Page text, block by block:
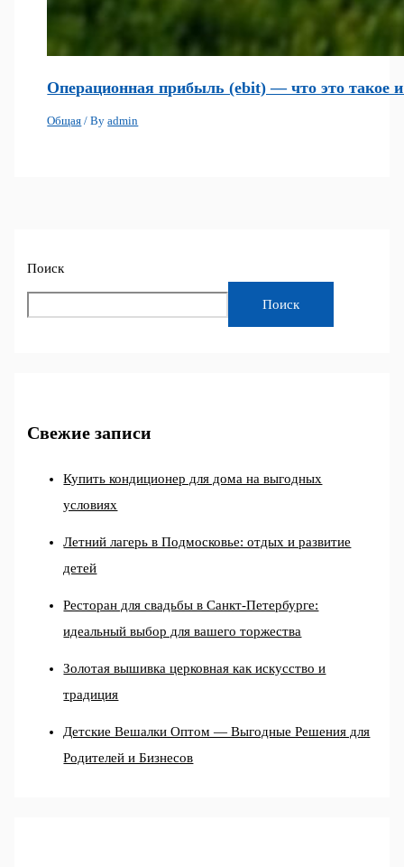
Операционная прибыль (ebit) — что это такое и
Общая / Byadmin
Поиск
Поиск
Свежие записи
Купить кондиционер для дома на выгодных
условиях
Летний лагерь в Подмосковье: отдых и развитие
детей
Ресторан для свадьбы в Санкт-Петербурге:
идеальный выбор для вашего торжества
Золотая вышивка церковная как искусство и
традиция
Детские Вешалки Оптом — Выгодные Решения для
Родителей и Бизнесов